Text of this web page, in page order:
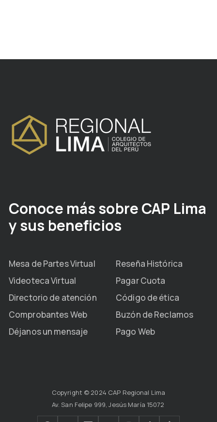
Conoce más sobre CAP Lima
y sus beneficios
Mesa de Partes Virtual
Reseña Histórica
Videoteca Virtual
Pagar Cuota
Directorio de atención
Código de ética
Comprobantes Web
Buzón de Reclamos
Déjanos un mensaje
Pago Web
Copyright © 2024 CAP Regional Lima
Av. San Felipe 999, Jesús María 15072